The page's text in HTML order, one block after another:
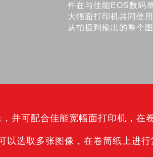
件在与佳能EOS数码
大幅面打印机共同使
从拍摄到输出的整个
并可配合佳能宽幅面打印机，在
选取多张图像，在卷筒纸上进